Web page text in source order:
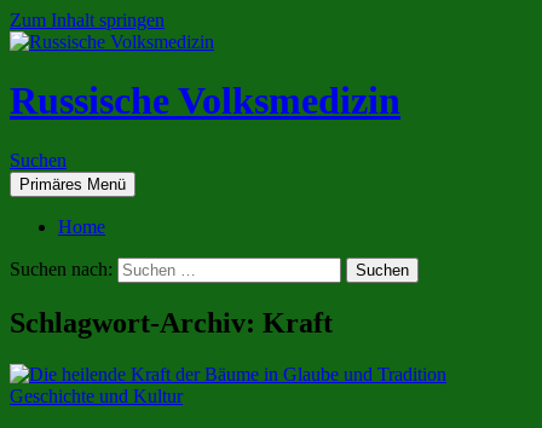
Zum Inhalt springen
Russische Volksmedizin
Suchen
Primäres Menü
Home
Suchen nach:
Schlagwort-Archiv: Kraft
Geschichte und Kultur